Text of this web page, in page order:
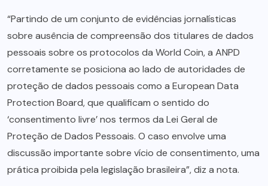
“Partindo de um conjunto de evidências jornalísticas
sobre ausência de compreensão dos titulares de dados
pessoais sobre os protocolos da World Coin, a ANPD
corretamente se posiciona ao lado de autoridades de
proteção de dados pessoais como a European Data
Protection Board, que qualificam o sentido do
‘consentimento livre’ nos termos da Lei Geral de
Proteção de Dados Pessoais. O caso envolve uma
discussão importante sobre vício de consentimento, uma
prática proibida pela legislação brasileira”, diz a nota.